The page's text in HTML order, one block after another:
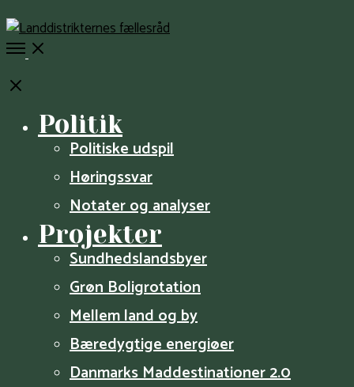
Open
Close
Politik
Politiske udspil
Høringssvar
Notater og analyser
Projekter
Sundheds­­landsbyer
Grøn Boligrotation
Mellem land og by
Bæredygtige energiøer
Danmarks Maddestinationer 2.0